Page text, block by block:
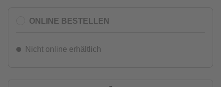
ONLINE BESTELLEN
Nicht online erhältlich